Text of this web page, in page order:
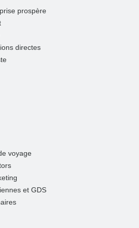
prospère
directes
voyage
et GDS